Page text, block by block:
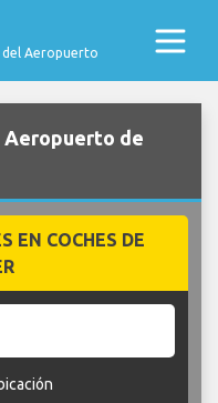
del Aeropuerto
Aeropuerto de
EN COCHES DE